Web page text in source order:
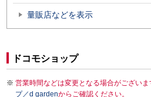
量販店などを表示
ドコモショップ
営業時間などは変更となる場合がござい
プ／d gardenからご確認ください。